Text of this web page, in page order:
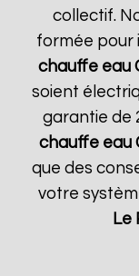
collectif.
formée pour
chauffe eau
soient
garantie de
chauffe eau
que des
votre
Le